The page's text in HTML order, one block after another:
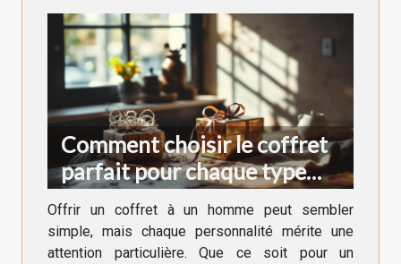
Comment choisir le coffret
parfait pour chaque type
d'homme ?
Offrir un coffret à un homme peut sembler
simple, mais chaque personnalité mérite une
attention particulière. Que ce soit pour un